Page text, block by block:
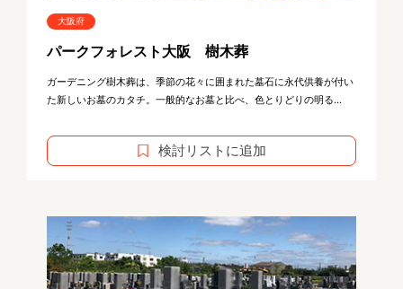
大阪府
パークフォレスト大阪 樹木葬
ガーデニング樹木葬は、季節の花々に囲まれた墓石に永代供養が付い
た新しいお墓のカタチ。一般的なお墓と比べ、色とりどりの明る...
検討リストに追加